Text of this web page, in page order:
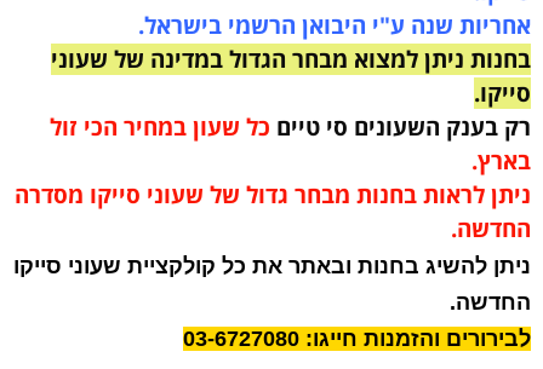
אחריות שנה ע"י היבואן הרשמי בישראל.
בחנות ניתן למצוא מבחר הגדול במדינה של שעוני
סייקו.
רק בענק השעונים סי טיים כל שעון במחיר הכי זול
בארץ.
ניתן לראות בחנות מבחר גדול של שעוני סייקו מסדרה
החדשה.
ניתן להשיג בחנות ובאתר את כל קולקציית שעוני סייקו
החדשה.
לבירורים והזמנות חייגו: 03-6727080